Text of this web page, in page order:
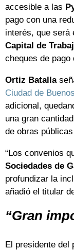
accesible a las
pago con una
interés, que será
Capital de
cheques de pago
Ortiz Batalla
Ciudad de
adicional,
una gran
de obras
“Los convenios
Sociedades de
profundizar la
añadió el titular
“Gran
El presidente del